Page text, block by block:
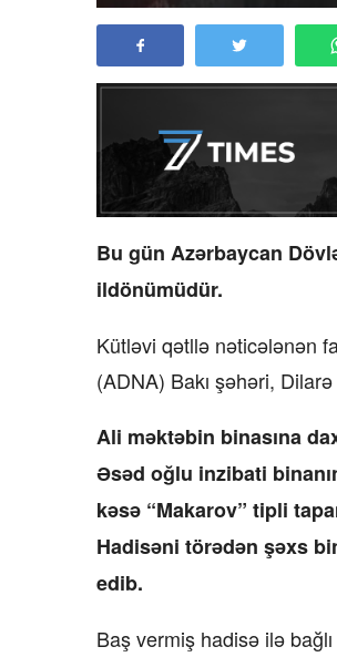
Bu gün Azərbaycan
ildönümüdür.
Kütləvi qətllə nəticələnən
(ADNA) Bakı şəhəri,
Ali məktəbin binasına
Əsəd oğlu inzibati
kəsə “Makarov” tipli
Hadisəni törədən şəxs
edib.
Baş vermiş hadisə ilə